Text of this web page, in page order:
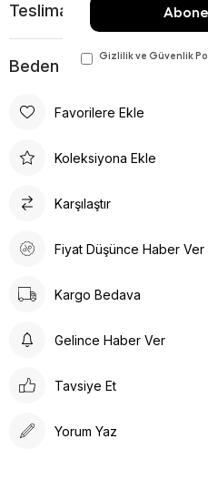
Teslimat Ve İade Koşulları
Beden Kılavuzu
Favorilere Ekle
Koleksiyona Ekle
Karşılaştır
Fiyat Düşünce Haber Ver
Kargo Bedava
Gelince Haber Ver
Tavsiye Et
Yorum Yaz